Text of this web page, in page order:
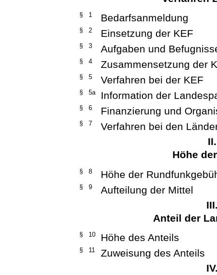
§ 1 Bedarfsanmeldung
§ 2 Einsetzung der KEF
§ 3 Aufgaben und
§ 4 Zusammensetzung der
§ 5 Verfahren bei der KEF
§ 5a Information der
§ 6 Finanzierung und
§ 7
Verfahren bei den
Höhe
§ 8 Höhe der
§ 9
Aufteilung der Mittel
Anteil der
§ 10 Höhe des Anteils
§ 11
Zuweisung des Anteils